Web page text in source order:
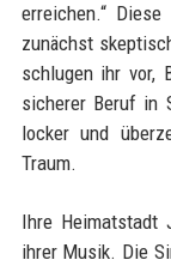
erreichen.“
zunächst
schlugen ihr vor,
sicherer Beruf in
locker und
Traum.
Ihre Heimatstadt
ihrer Musik. Die